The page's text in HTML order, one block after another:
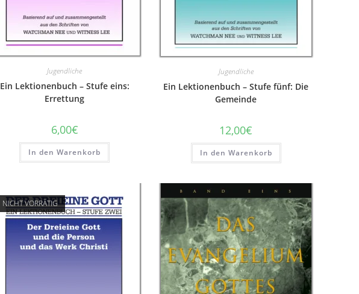
Jugendliche
Ein Lektionenbuch – Stufe eins:
Errettung
6,00€
In den Warenkorb
Jugendliche
Ein Lektionenbuch – Stufe fünf: Die
Gemeinde
12,00€
In den Warenkorb
NICHT VORRÄTIG